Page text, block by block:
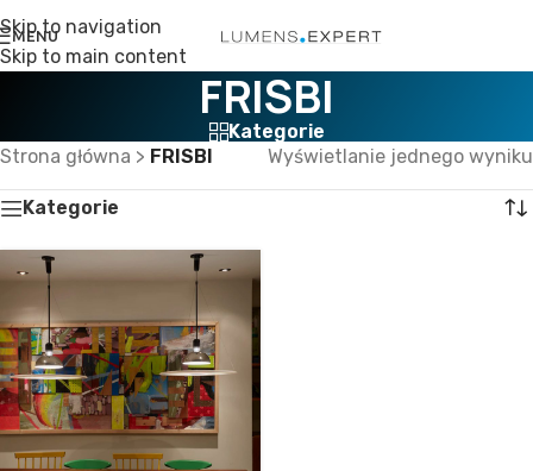
Skip to navigation
Skip to main content
MENU
FRISBI
Kategorie
Strona główna > FRISBI Wyświetlanie jednego wyniku
Kategorie